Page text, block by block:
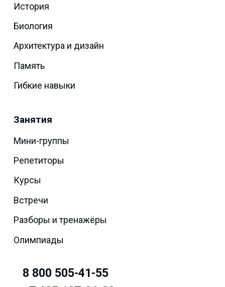
История
Биология
Архитектура и дизайн
Память
Гибкие навыки
Занятия
Мини-группы
Репетиторы
Курсы
Встречи
Разборы и тренажёры
Олимпиады
8 800 505-41-55